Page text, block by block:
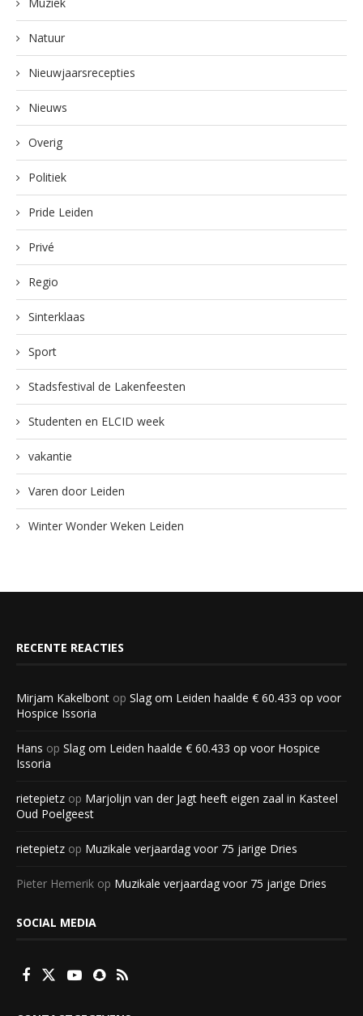
Natuur
Nieuwjaarsrecepties
Nieuws
Overig
Politiek
Pride Leiden
Privé
Regio
Sinterklaas
Sport
Stadsfestival de Lakenfeesten
Studenten en ELCID week
vakantie
Varen door Leiden
Winter Wonder Weken Leiden
RECENTE REACTIES
Mirjam Kakelbont op Slag om Leiden haalde € 60.433 op voor
Hospice Issoria
Hans op Slag om Leiden haalde € 60.433 op voor Hospice
Issoria
rietepietz op Marjolijn van der Jagt heeft eigen zaal in Kasteel
Oud Poelgeest
rietepietz op Muzikale verjaardag voor 75 jarige Dries
Pieter Hemerik op Muzikale verjaardag voor 75 jarige Dries
SOCIAL MEDIA